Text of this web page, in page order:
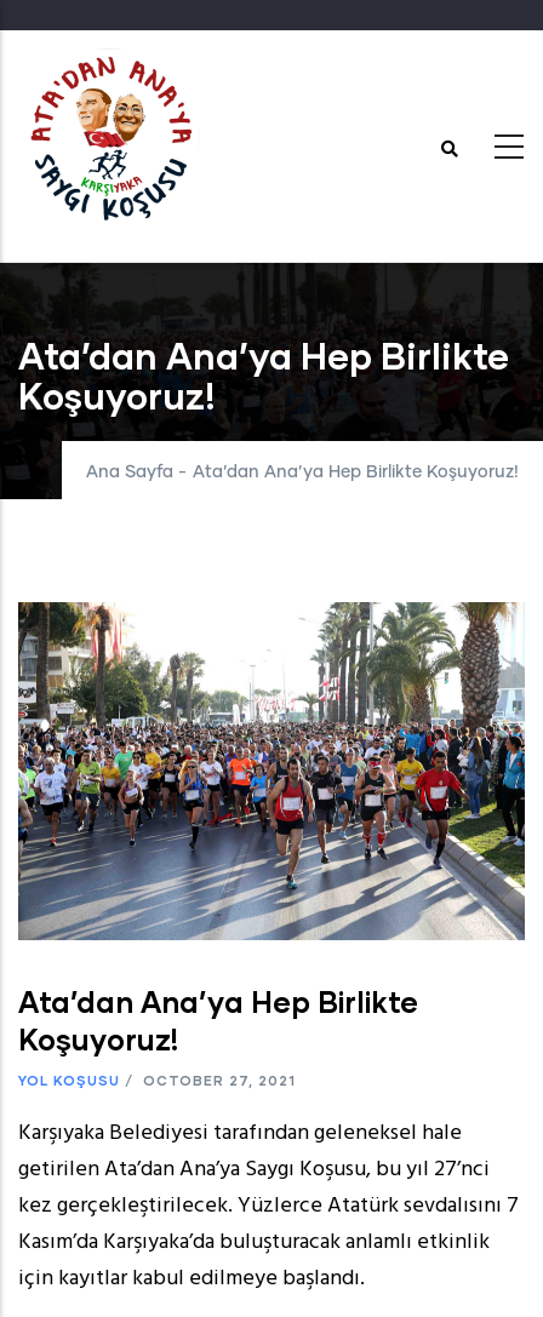
Ata’dan Ana’ya Hep Birlikte
Koşuyoruz!
Ana Sayfa - Ata’dan Ana’ya Hep Birlikte Koşuyoruz!
Ata’dan Ana’ya Hep Birlikte
Koşuyoruz!
YOL KOŞUSU / OCTOBER 27, 2021
Karşıyaka Belediyesi tarafından geleneksel hale
getirilen Ata’dan Ana’ya Saygı Koşusu, bu yıl 27’nci
kez gerçekleştirilecek. Yüzlerce Atatürk sevdalısını 7
Kasım’da Karşıyaka’da buluşturacak anlamlı etkinlik
için kayıtlar kabul edilmeye başlandı.